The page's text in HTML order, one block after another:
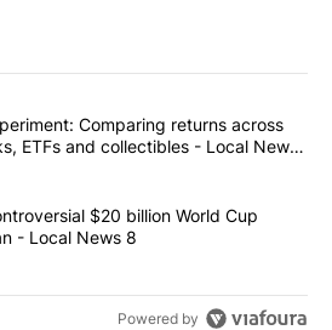
most commented articles in the last
$10K experiment: Comparing
Comparing returns across
ETFs and collectibles - Local News
scraps controversial $20 billion
$20 billion World Cup
- Local News 8
Powered by